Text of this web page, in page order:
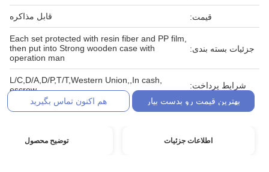
قیمت: قابل مذاکره
جزئیات بسته بندی:
Each set protected with resin fiber and PP film,
then put into Strong wooden case with
operation man
شرایط پرداخت:
L/C,D/A,D/P,T/T,Western Union,,In cash,
escrow
بهترین قیمت رو بدست بیار
هم اکنون تماس بگیرید
اطلاعات جزئیات توضیح محصول